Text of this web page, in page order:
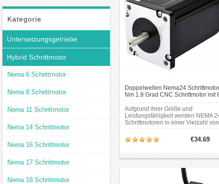
Kategorie
Untersetzungsgetriebe
Hybrid Schrittmotor
Nema 6 Schrittmotor
Nema 8 Schrittmotor
Nema 11 Schrittmotor
Nema 14 Schrittmotor
Nema 16 Schrittmotor
Nema 17 Schrittmotor
Nema 18 Schrittmotor
Druckern,
Verpackungsmaschinen,
Robotik und
Automatisierungstechnik.
Doppelwellen Nema24
Nm 1.8 Grad CNC Schrittmotor mit
Aufgrund ihrer Größe und
Leistungsfähigkeit werden NEMA
Schrittmotoren in einer Vielzahl von
einschließlich CNC-maschinen,
drucker, verpackungsmaschinen,
€34.69